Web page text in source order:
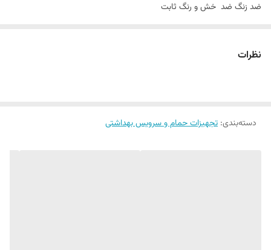
ضد زنگ ضد خش و رنگ ثابت
نظرات
دسته‌بندی: تجهیزات حمام و سرویس بهداشتی